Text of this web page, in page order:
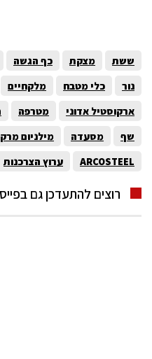
ששת מצקת כף הגשה
נור
כלי מטבח מלקחיים
ארקוסטיל אדוני
מטרפה
שף
מסעדה מילניום
ARCOSTEEL
ערוץ הצרכנות
רוצים להתעדכן גם